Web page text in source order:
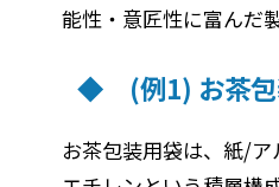
能性・意匠性に富んだ
◆ (例1) お茶包
お茶包装用袋は、紙/